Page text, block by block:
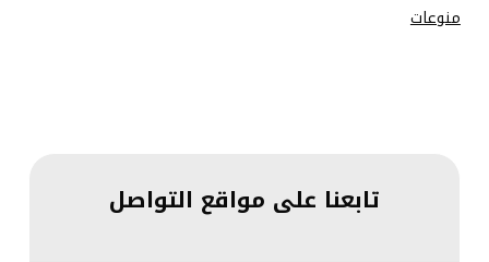
منوعات
تابعنا على مواقع التواصل